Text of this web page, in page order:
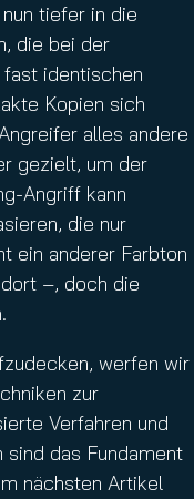
tiefer in die
die bei der
fast identischen
Kopien sich
alles andere
gezielt, um der
Angriff kann
die nur
ein anderer Farbton
–, doch die
werfen wir
zur
Verfahren und
das Fundament
nächsten Artikel